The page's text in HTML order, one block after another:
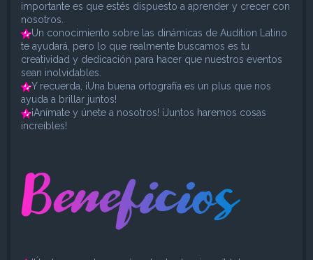
importante es que estés dispuesto a aprender y crecer con
nosotros.
Un conocimiento sobre las dinámicas de Audition Latino
te ayudará, pero lo que realmente buscamos es tu
creatividad y dedicación para hacer que nuestros eventos
sean inolvidables.
Y recuerda, ¡Una buena ortografía es un plus que nos
ayuda a brillar juntos!
¡Anímate y únete a nosotros! ¡Juntos haremos cosas
increíbles!